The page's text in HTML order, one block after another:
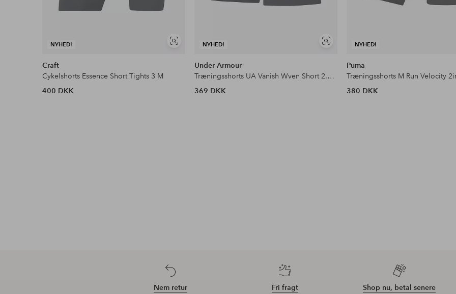
NYHED!
Se
Craft
Cykelshorts Essence Short Tights 3 M
400 DKK
NYHED!
Se
Under Armour
Træningsshorts UA Vanish Wven Short 2.0 6in
369 DKK
NYHED!
Puma
Træningsshorts M Run Velocity
380 DKK
Nem retur Fri fragt Shop nu, betal senere